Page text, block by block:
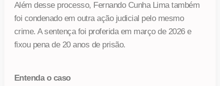
Além desse processo, Fernando Cunha Lima também
foi condenado em outra ação judicial pelo mesmo
crime. A sentença foi proferida em março de 2026 e
fixou pena de 20 anos de prisão.
Entenda o caso